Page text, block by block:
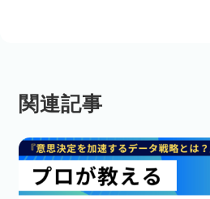
関連記事